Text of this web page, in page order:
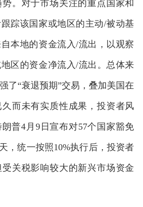
。对于市场关注的重点国家和
踪该国家或地区的主动/被动基
本地的资金流入/流出，以观察
区的资金净流入/流出。总体来
了“衰退预期”交易，叠加美国在
而未有实质性成果，投资者风
普4月9日宣布对57个国家豁免
，统一按照10%执行后，投资者
关税影响较大的新兴市场资金